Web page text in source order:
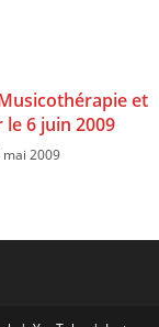
et
6 juin 2009
mai 2009